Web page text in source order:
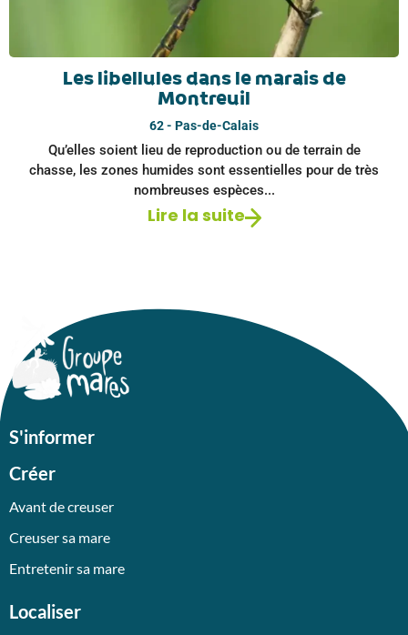
Les libellules dans le marais de
Montreuil
62 - Pas-de-Calais
Qu’elles soient lieu de reproduction ou de terrain de
chasse, les zones humides sont essentielles pour de très
nombreuses espèces...
Lire la suite
S'informer
Créer
Avant de creuser
Creuser sa mare
Entretenir sa mare
Localiser